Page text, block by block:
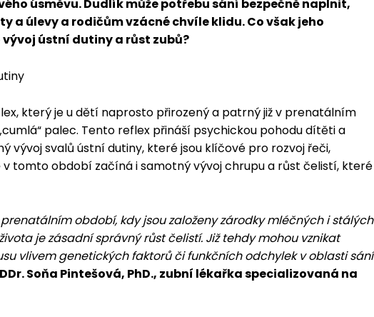
úsměvu. Dudlík může potřebu sání bezpečně naplnit,
a úlevy a rodičům vzácné chvíle klidu. Co však jeho
ústní dutiny a růst zubů?
který je u dětí naprosto přirozený a patrný již v prenatálním
palec. Tento reflex přináší psychickou pohodu dítěti a
vývoj svalů ústní dutiny, které jsou klíčové pro rozvoj řeči,
v tomto období začíná i samotný vývoj chrupu a růst čelistí, které
období, kdy jsou založeny zárodky mléčných i stálých
je zásadní správný růst čelistí. Již tehdy mohou vznikat
vlivem genetických faktorů či funkčních odchylek v oblasti sání
Soňa Pintešová, PhD., zubní lékařka specializovaná na